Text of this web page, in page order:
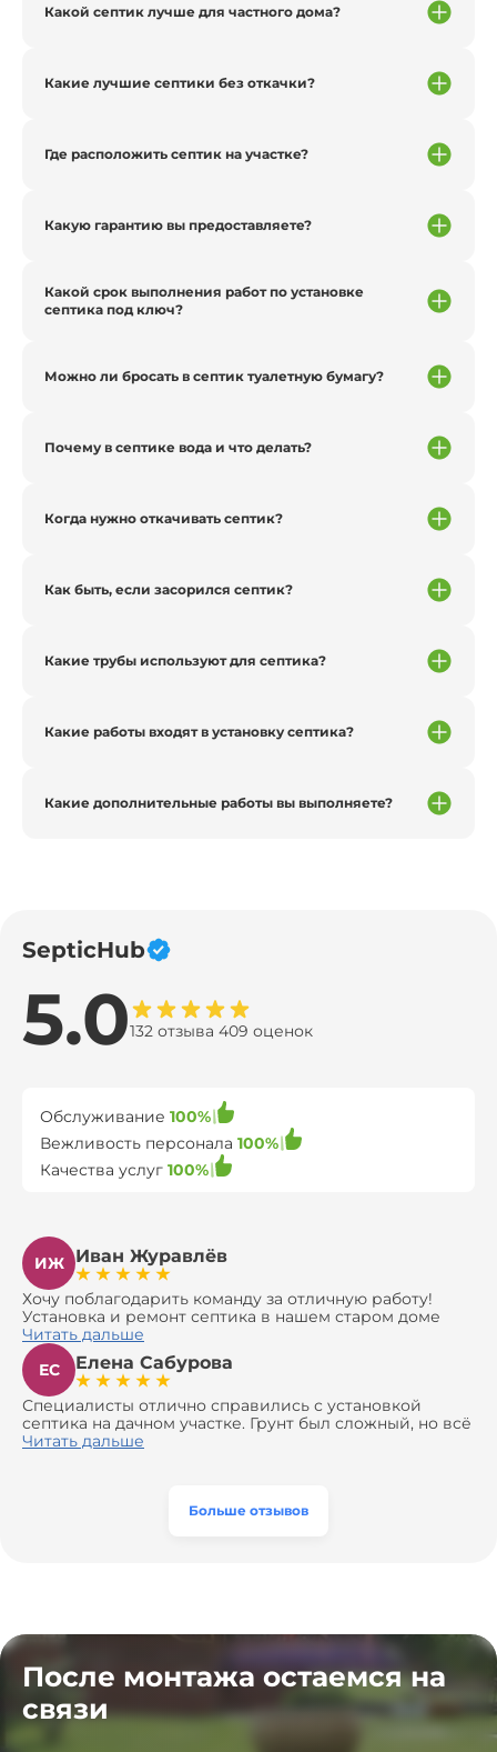
Какой септик лучше для частного дома?
Какие лучшие септики без откачки?
Где расположить септик на участке?
Какую гарантию вы предоставляете?
Какой срок выполнения работ по установке
септика под ключ?
Можно ли бросать в септик туалетную бумагу?
Почему в септике вода и что делать?
Когда нужно откачивать септик?
Как быть, если засорился септик?
Какие трубы используют для септика?
Какие работы входят в установку септика?
Какие дополнительные работы вы выполняете?
SepticHub
5.0132 отзыва 409 оценок
Обслуживание 100%
Вежливость персонала 100%
Качества услуг 100%
ИЖ Иван Журавлёв
Хочу поблагодарить команду за отличную работу!
Установка и ремонт септика в нашем старом доме
оказались сложной задачей, но ребята справились на
все 100%. Всё сделали аккуратно и профессионально.
Давали полезные рекомендации, не пытались
навязать ничего лишнего, помогли с выбором и
доставкой материалов, что позволило нам
сэкономить. Выполнили монтаж и демонтаж
оборудования, заменили трубы, обновили
эту компанию всем, кто ищет надёжных
Читать дальше
ЕС
Елена Сабурова
Специалисты отлично справились с установкой
септика на дачном участке. Грунт был сложный, но всё
сделали быстро и аккуратно. Помогли выбрать
Читать дальше
Больше отзывов
После монтажа остаемся на
связи